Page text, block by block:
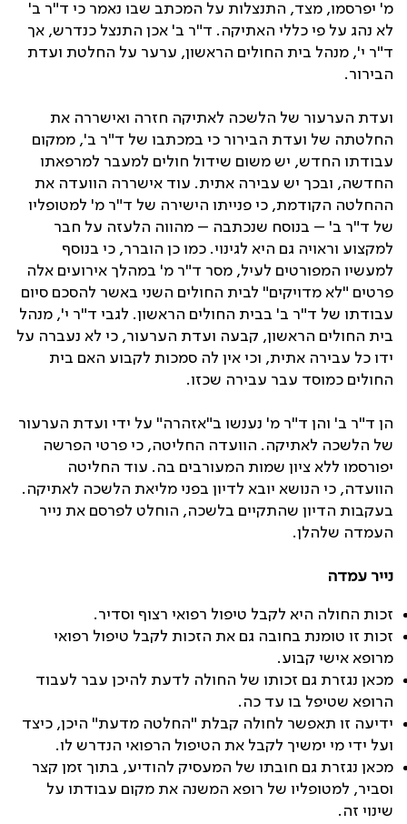
מ' יפרסמו, מצד, התנצלות על המכתב שבו נאמר כי ד"ר ב'
לא נהג על פי כללי האתיקה. ד"ר ב' אכן התנצל כנדרש, אך
ד"ר י', מנהל בית החולים הראשון, ערער על החלטת ועדת
הבירור.
ועדת הערעור של הלשכה לאתיקה חזרה ואישררה את
החלטתה של ועדת הבירור כי במכתבו של ד"ר ב', ממקום
עבודתו החדש, יש משום שידול חולים למעבר למרפאתו
החדשה, ובכך יש עבירה אתית. עוד אישררה הוועדה את
ההחלטה הקודמת, כי פנייתו הישירה של ד"ר מ' למטופליו
של ד"ר ב' – בנוסח שנכתבה – מהווה הלעזה על חבר
למקצוע וראויה גם היא לגינוי. כמו כן הוברר, כי בנוסף
למעשיו המפורטים לעיל, מסר ד"ר מ' במהלך אירועים אלה
פרטים "לא מדויקים" לבית החולים השני באשר להסכם סיום
עבודתו של ד"ר ב' בבית החולים הראשון. לגבי ד"ר י', מנהל
בית החולים הראשון, קבעה ועדת הערעור, כי לא נעברה על
ידו כל עבירה אתית, וכי אין לה סמכות לקבוע האם בית
החולים כמוסד עבר עבירה שכזו.
הן ד"ר ב' והן ד"ר מ' נענשו ב"אזהרה" על ידי ועדת הערעור
של הלשכה לאתיקה. הוועדה החליטה, כי פרטי הפרשה
יפורסמו ללא ציון שמות המעורבים בה. עוד החליטה
הוועדה, כי הנושא יובא לדיון בפני מליאת הלשכה לאתיקה.
בעקבות הדיון שהתקיים בלשכה, הוחלט לפרסם את נייר
העמדה שלהלן.
נייר עמדה
זכות החולה היא לקבל טיפול רפואי רצוף וסדיר.
זכות זו טומנת בחובה גם את הזכות לקבל טיפול רפואי
מרופא אישי קבוע.
מכאן נגזרת גם זכותו של החולה לדעת להיכן עבר לעבוד
הרופא שטיפל בו עד כה.
ידיעה זו תאפשר לחולה קבלת "החלטה מדעת" היכן, כיצד
ועל ידי מי ימשיך לקבל את הטיפול הרפואי הנדרש לו.
מכאן נגזרת גם חובתו של המעסיק להודיע, בתוך זמן קצר
וסביר, למטופליו של רופא המשנה את מקום עבודתו על
שינוי זה.